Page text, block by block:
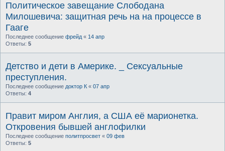
Политическое завещание Слободана
Милошевича: защитная речь на на процессе в
Гааге
Последнее сообщение фрейд « 14 апр
Ответы: 5
Детство и дети в Америке. _ Сексуальные
преступления.
Последнее сообщение доктор К « 07 апр
Ответы: 4
Правит миром Англия, а США её марионетка.
Откровения бывшей англофилки
Последнее сообщение политпросвет « 09 фев
Ответы: 5